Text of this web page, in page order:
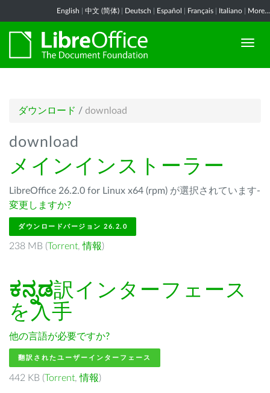
English 中文 (简体) Deutsch Español Français Italiano More...
ダウンロード / download
download
メインインストーラー
LibreOffice 26.2.0 for Linux x64 (rpm) が選択されています-
変更しますか?
ダウンロードバージョン 26.2.0
238 MB (Torrent,情報)
ಕನ್ನಡ訳インターフェース
を入手
他の言語が必要ですか?
翻訳されたユーザーインターフェース
442 KB (Torrent,情報)